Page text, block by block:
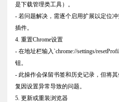
是下载管理类工具）。
- 若问题解决，需逐个启用扩展以定位
插件。
4. 重置Chrome设置
- 在地址栏输入`chrome://settings/
钮。
- 此操作会保留书签和历史记录，但将
复因设置异常导致的问题。
5. 更新或重装浏览器